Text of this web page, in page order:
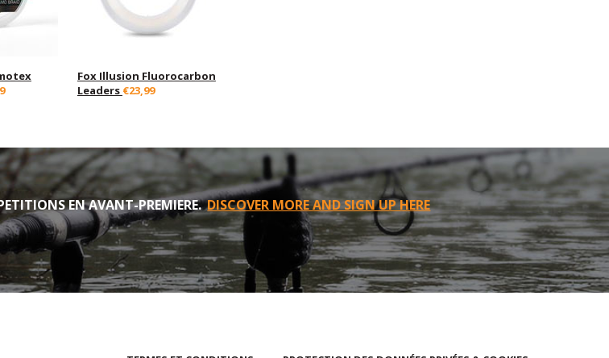
Fox Illusion Fluorocarbon
Leaders €23,99
EN AVANT-PREMIERE.DISCOVER MORE AND SIGN UP HERE